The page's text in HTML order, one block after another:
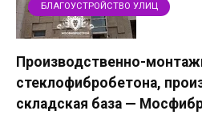
БЛАГОУСТРОЙСТВО УЛИЦ
Производственно-
стеклофибробетона,
складская база —